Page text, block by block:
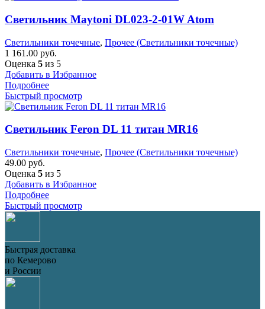
Светильник Maytoni DL023-2-01W Atom
Светильники точечные, Прочее (Светильники точечные)
1 161.00 руб.
Оценка 5 из 5
Добавить в Избранное
Подробнее
Быстрый просмотр
Светильник Feron DL 11 титан MR16
Светильники точечные, Прочее (Светильники точечные)
49.00 руб.
Оценка 5 из 5
Добавить в Избранное
Подробнее
Быстрый просмотр
Быстрая доставка
по Кемерово
и России